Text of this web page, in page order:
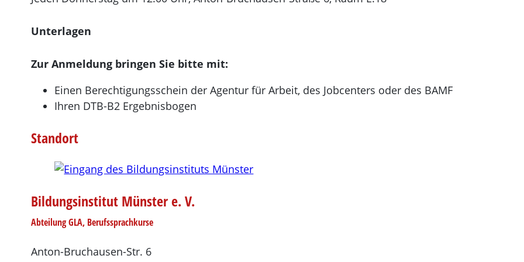
Unterlagen
Zur Anmeldung bringen Sie bitte mit:
Einen Berechtigungsschein der Agentur für Arbeit, des Jobcenters oder des BAMF
Ihren DTB-B2 Ergebnisbogen
Standort
Bildungsinstitut Münster e. V.
Abteilung GLA, Berufssprachkurse
Anton-Bruchausen-Str. 6